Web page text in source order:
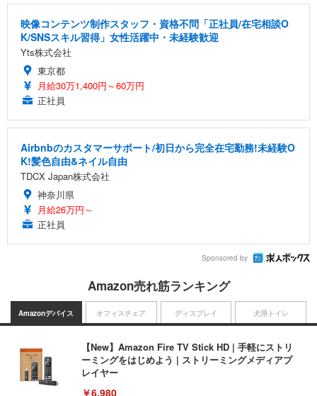
映像コンテンツ制作スタッフ・資格不問「正社員/在宅相談O
K/SNSスキル習得」女性活躍中・未経験歓迎
Yts株式会社
東京都
月給30万1,400円～60万円
正社員
Airbnbのカスタマーサポート/初日から完全在宅勤務!未経験O
K!髪色自由&ネイル自由
TDCX Japan株式会社
神奈川県
月給26万円～
正社員
Sponsored by
Amazon売れ筋ランキング
Amazonデバイス
【New】Amazon Fire TV Stick HD | 手軽にストリ
ーミングをはじめよう | ストリーミングメディアプ
レイヤー
￥6,980
オフィスチェア ディスプレイ 犬用トイレ